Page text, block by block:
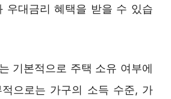
우대금리 혜택을 받을 수 있습
기본적으로 주택 소유 여부에
적으로는 가구의 소득 수준, 가